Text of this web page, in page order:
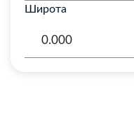
Широта